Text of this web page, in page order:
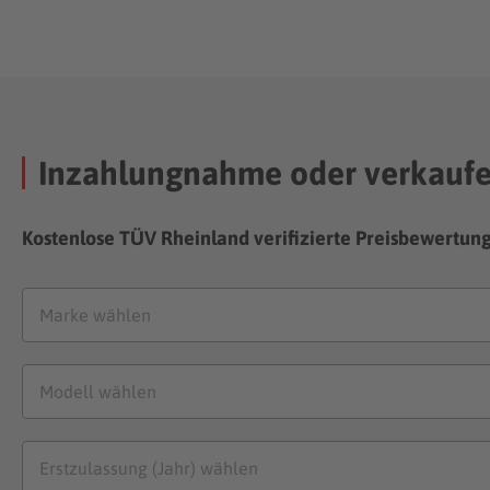
Inzahlungnahme oder
Kostenlose TÜV Rheinland verifizierte